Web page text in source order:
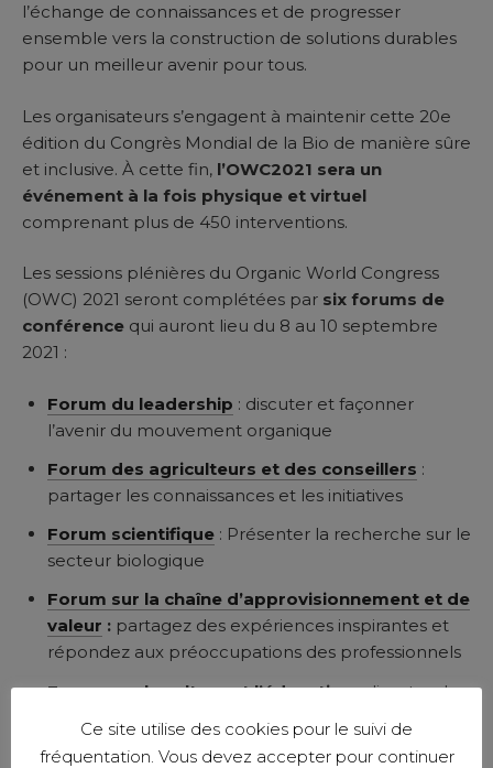
l’échange de connaissances et de progresser
ensemble vers la construction de solutions durables
pour un meilleur avenir pour tous.
Les organisateurs s’engagent à maintenir cette 20e
édition du Congrès Mondial de la Bio de manière sûre
et inclusive. À cette fin, l’OWC2021 sera un
événement à la fois physique et virtuel
comprenant plus de 450 interventions.
Les sessions plénières du Organic World Congress
(OWC) 2021 seront complétées par six forums de
conférence qui auront lieu du 8 au 10 septembre
2021 :
Forum du leadership : discuter et façonner
l’avenir du mouvement organique
Forum des agriculteurs et des conseillers :
partager les connaissances et les initiatives
Forum scientifique: Présenter la recherche sur le
secteur biologique
Forum sur la chaîne d’approvisionnement et de
valeur :partagez des expériences inspirantes et
répondez aux préoccupations des professionnels
Forum sur la culture et l’éducation: discuter des
connaissances du mouvement organique
Ce site utilise des cookies pour le suivi de
fréquentation. Vous devez accepter pour continuer